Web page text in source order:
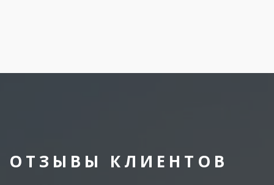
ОТЗЫВЫ КЛИЕНТОВ